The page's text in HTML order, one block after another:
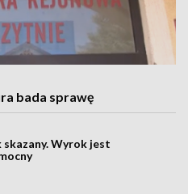
bada sprawę
skazany. Wyrok jest